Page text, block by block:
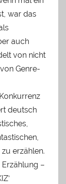
war das
auch
von nicht
Genre-
deutsch
erzählen.
–